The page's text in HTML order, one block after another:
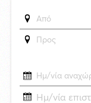
Επανεκλογή του Αθ.
Λιμενικού Ταμείου
6/8/2026 22:03
στην Άνω Σύρο